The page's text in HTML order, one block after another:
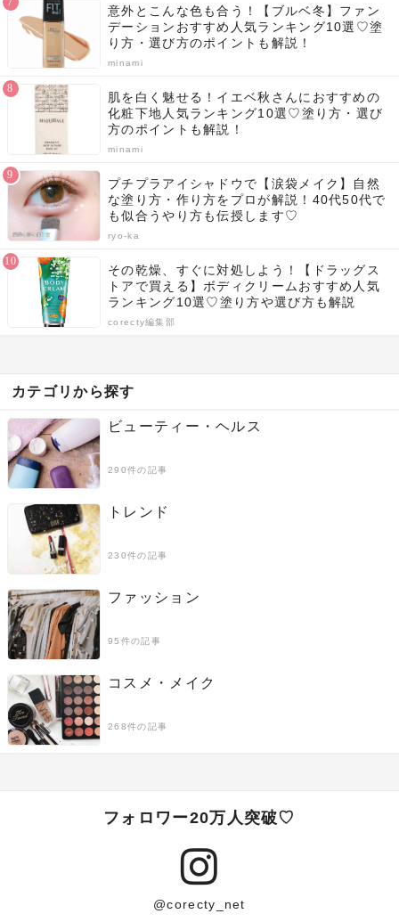
意外とこんな色も合う！【ブルベ冬】ファン
デーションおすすめ人気ランキング10選♡塗
り方・選び方のポイントも解説！
minami
肌を白く魅せる！イエベ秋さんにおすすめの
化粧下地人気ランキング10選♡塗り方・選び
方のポイントも解説！
minami
プチプラアイシャドウで【涙袋メイク】自然
な塗り方・作り方をプロが解説！40代50代で
も似合うやり方も伝授します♡
ryo-ka
その乾燥、すぐに対処しよう！【ドラッグス
トアで買える】ボディクリームおすすめ人気
ランキング10選♡塗り方や選び方も解説
corecty編集部
カテゴリから探す
ビューティー・ヘルス
290件の記事
トレンド
230件の記事
ファッション
95件の記事
コスメ・メイク
268件の記事
フォロワー20万人突破♡
@corecty_net